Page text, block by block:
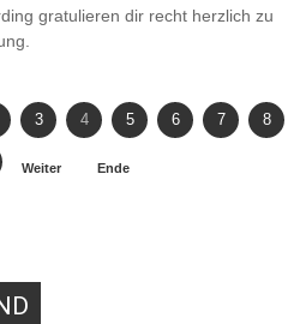
gratulieren dir recht herzlich zu
3 4 5 6 7 8
Weiter Ende